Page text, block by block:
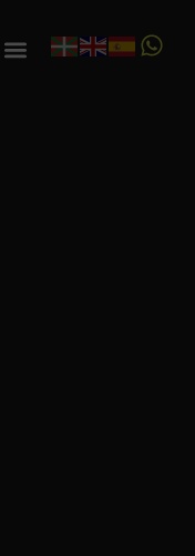
Escríbenos